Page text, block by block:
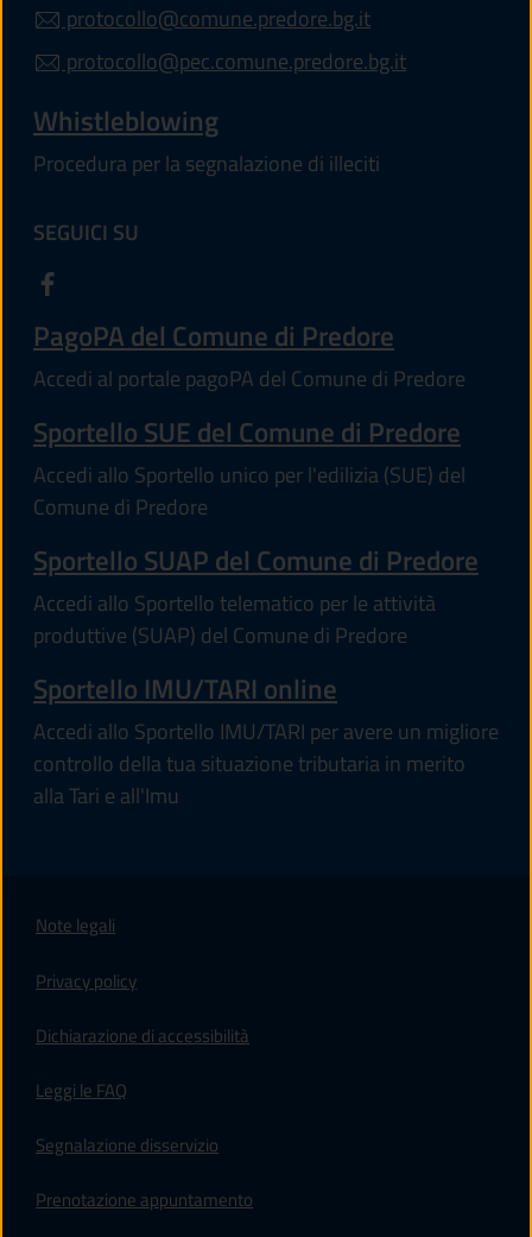
protocollo@comune.predore.bg.it
protocollo@pec.comune.predore.bg.it
Whistleblowing
Procedura per la segnalazione di illeciti
SEGUICI SU
PagoPA del Comune di Predore
Accedi al portale pagoPA del Comune di Predore
Sportello SUE del Comune di Predore
Accedi allo Sportello unico per l'edilizia (SUE) del
Comune di Predore
Sportello SUAP del Comune di Predore
Accedi allo Sportello telematico per le attività
produttive (SUAP) del Comune di Predore
Sportello IMU/TARI online
Accedi allo Sportello IMU/TARI per avere un migliore
controllo della tua situazione tributaria in merito
alla Tari e all'Imu
Note legali
Privacy policy
Dichiarazione di accessibilità
Leggi le FAQ
Segnalazione disservizio
Prenotazione appuntamento